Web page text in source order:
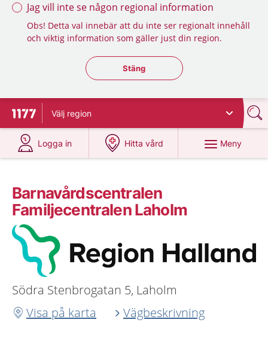
Jag vill inte se någon regional information
Obs! Detta val innebär att du inte ser regionalt innehåll
och viktig information som gäller just din region.
Stäng regionsväljaren
Stäng
Till startsidan för 1177
Välj region
Logga in
på 1177.se
Hitta vård
på 1177.se
Meny
Barnavårdscentralen
Familjecentralen Laholm
Södra Stenbrogatan 5, Laholm
Visa på karta
Vägbeskrivning